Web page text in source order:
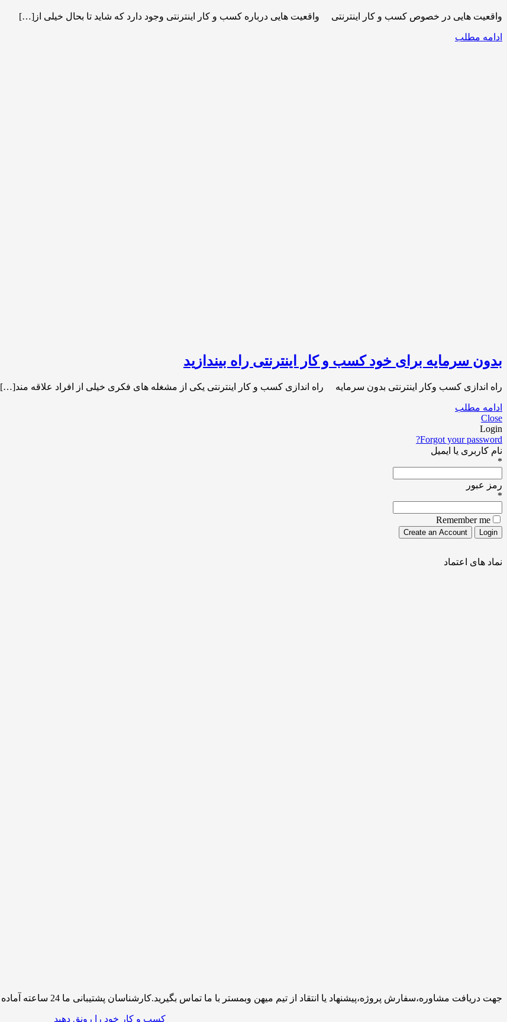
واقعیت هایی در خصوص کسب و کار اینترنتی واقعیت هایی درباره کسب و کار اینترنتی وجود دارد که شاید تا بحال خیلی از[…]
ادامه مطلب
بدون سرمایه برای خود کسب و کار اینترنتی راه بیندازید
راه اندازی کسب وکار اینترنتی بدون سرمایه راه اندازی کسب و کار اینترنتی یکی از مشغله های فکری خیلی از افراد علاقه مند[…]
ادامه مطلب
Close
Login
Forgot your password?
نام کاربری یا ایمیل
*
رمز عبور
*
Remember me
نماد های اعتماد
جهت دریافت مشاوره،سفارش پروژه،پیشنهاد یا انتقاد از تیم میهن وبمستر با ما تماس بگیرید.کارشناسان پشتیبانی ما 24 ساعته آماده خدمت رسانی به شما کاربران گرامی میباشند
کسب و کار خود را رونق دهید